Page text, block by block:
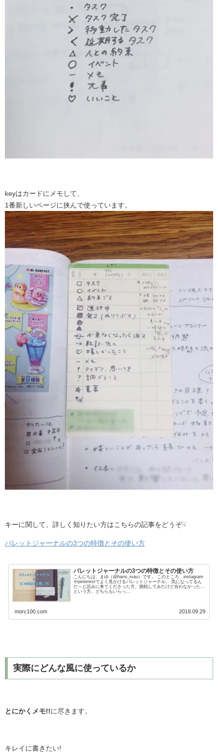
keyはカードにメモして、
1番新しいページに挟んで使っています。
キーに関して、詳しく知りたい方はこちらの記事をどうぞ☟
バレットジャーナルの3つの特徴とその使い方
バレットジャーナルの3つの特徴とその使い方
こんにちは、まゆ（@harni_mau）です。 このところ、instagram
やpinterestでよく見かけるバレットジャーナル。 気になってるん
だ～と読みに来てくださった方、挑戦してみたけど合わなかった…
という方、どちらもいらっ...
morc100.com 2018.09.29
実際にどんな風に使っているか
とにかくメモ!!に尽きます。
キレイに書きたい!